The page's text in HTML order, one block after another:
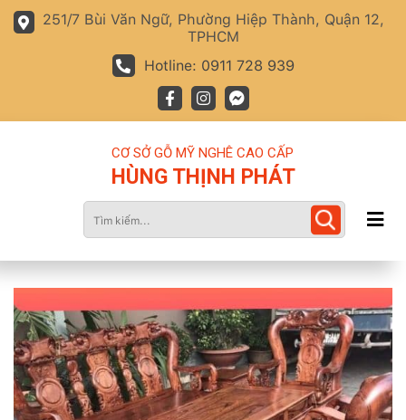
251/7 Bùi Văn Ngữ, Phường Hiệp Thành, Quận 12,
TPHCM
Hotline: 0911 728 939
CƠ SỞ GỖ MỸ NGHÊ CAO CẤP
HÙNG THỊNH PHÁT